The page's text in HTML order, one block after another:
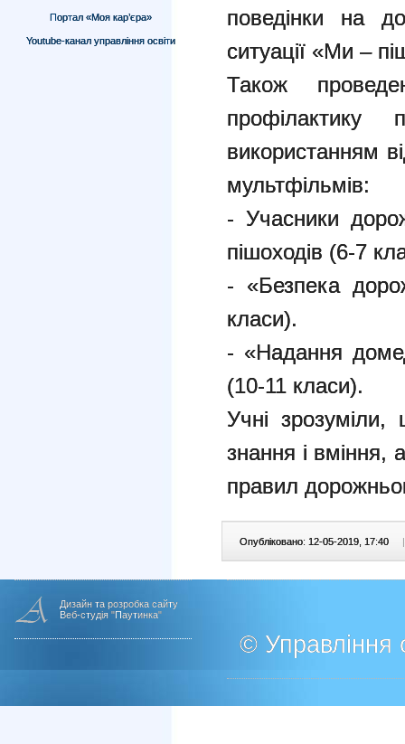
Портал «Моя кар’єра»
Youtube-канал управління освіти
поведінки на
ситуації «Ми –
Також
профілактику
використанням
мультфільмів:
- Учасники
пішоходів (6-7
- «Безпека
класи).
- «Надання
(10-11 класи).
Учні зрозуміли,
знання і вміння,
правил
Опубліковано: 12-05-2019, 17:40 |
Дизайн та розробка сайту
Веб-студія "Паутинка"
© Управління